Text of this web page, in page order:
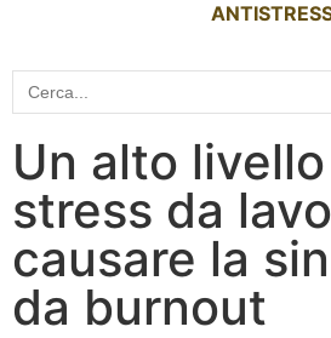
Search
for:
Un alto
stress da
causare la
da burnout